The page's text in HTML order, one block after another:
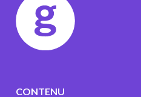
CONTENU